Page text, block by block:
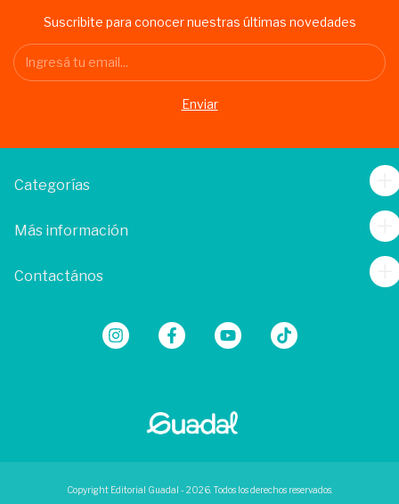
Suscribite para conocer nuestras últimas novedades
Categorías
Más información
Contactános
Copyright Editorial Guadal - 2026. Todos los derechos reservados.